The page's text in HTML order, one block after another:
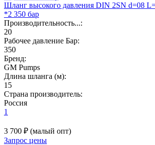
Шланг высокого давления DIN 2SN d=08
*2 350 бар
Производительность...:
20
Рабочее давление Бар:
350
Бренд:
GM Pumps
Длина шланга (м):
15
Страна производитель:
Россия
1
3 700 ₽ (малый опт)
Запрос цены